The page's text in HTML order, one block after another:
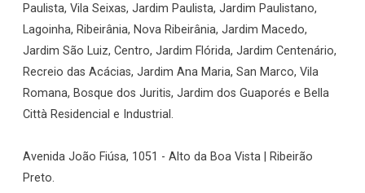
Paulista, Vila Seixas, Jardim Paulista, Jardim Paulistano,
Lagoinha, Ribeirânia, Nova Ribeirânia, Jardim Macedo,
Jardim São Luiz, Centro, Jardim Flórida, Jardim Centenário,
Recreio das Acácias, Jardim Ana Maria, San Marco, Vila
Romana, Bosque dos Juritis, Jardim dos Guaporés e Bella
Città Residencial e Industrial.
Avenida João Fiúsa, 1051 - Alto da Boa Vista | Ribeirão
Preto.